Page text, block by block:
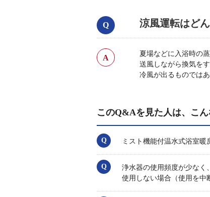
涼風運転はど
夏場などに入浴時の
送風しながら換気をす
冷風が出るものではあ
このQ&Aを見た人は、こ
ミスト機能付温水式浴室
浄水器の使用頻度が少なく
使用しない場合（使用を中